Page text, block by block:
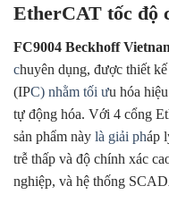
EtherCAT tốc độ
FC9004 Beckhoff
chuyên dụng, được thiết
(IPC) nhằm tối ưu hóa hiệu
tự động hóa. Với 4 cổng
sản phẩm này là giải pháp
trễ thấp và độ chính xác
nghiệp, và hệ thống